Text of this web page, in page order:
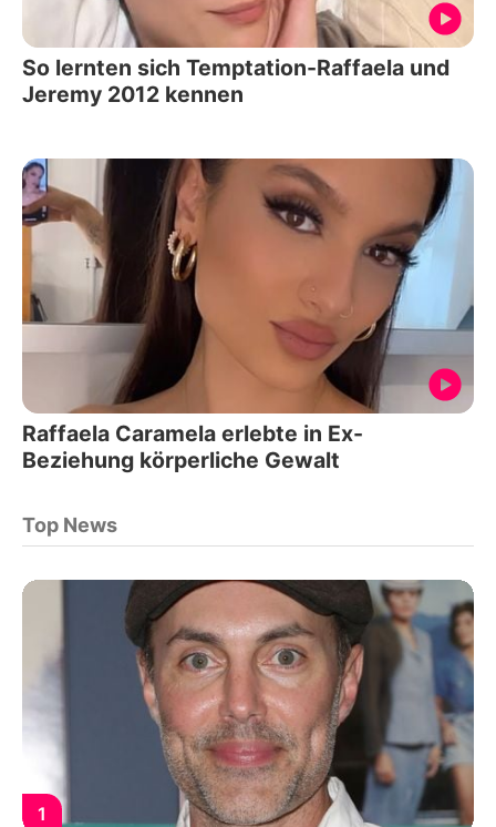
So lernten sich Temptation-Raffaela und
Jeremy 2012 kennen
Raffaela Caramela erlebte in Ex-
Beziehung körperliche Gewalt
Top News
1